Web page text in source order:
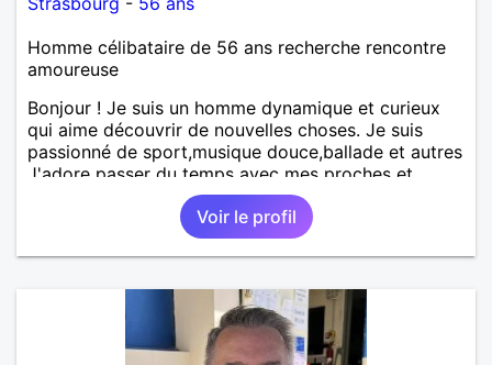
Homme célibataire de 56 ans recherche rencontre
amoureuse
Bonjour ! Je suis un homme dynamique et curieux
qui aime découvrir de nouvelles choses. Je suis
passionné de sport,musique douce,ballade et autres
J'adore passer du temps avec mes proches et
partager des moments inoubliables.
Voir le profil